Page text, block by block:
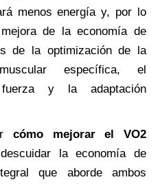
menos energía y, por lo
de la economía de
de la optimización de la
específica, el
y la adaptación
cómo mejorar el VO2
la economía de
que aborde ambos